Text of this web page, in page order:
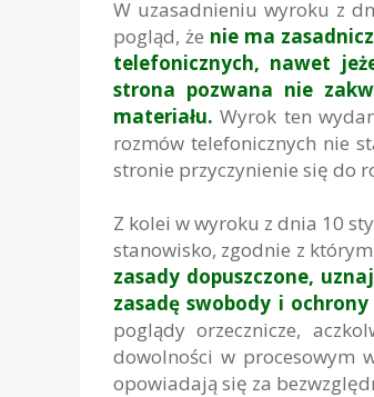
W uzasadnieniu wyroku z
pogląd, że nie ma
telefonicznych, nawet
strona pozwana nie
materiału.Wyrok ten
rozmów telefonicznych nie
stronie przyczynienie się do
Z kolei w wyroku z dnia 10
stanowisko, zgodnie z
zasady dopuszczone,
zasadę swobody i
poglądy orzecznicze,
dowolności w procesowym
opowiadają się za